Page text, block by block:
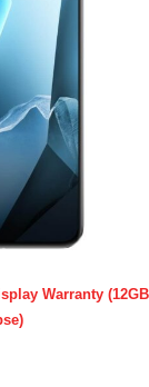
Warranty (12GB